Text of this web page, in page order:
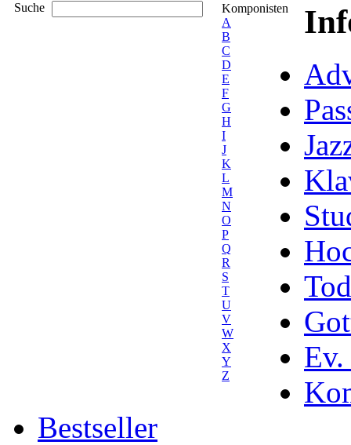
Suche
Komponisten
A
B
C
D
E
F
G
H
I
J
K
L
M
N
O
P
Q
R
S
T
U
V
W
X
Y
Z
Ev.
Bestseller